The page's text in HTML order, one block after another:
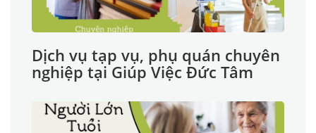
Dịch vụ tạp vụ, phụ quán chuyên
nghiệp tại Giúp Việc Đức Tâm